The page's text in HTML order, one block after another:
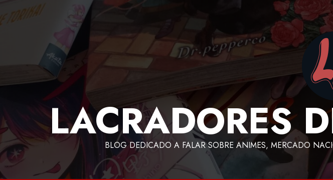
LACRADORES
BLOG DEDICADO A FALAR SOBRE ANIMES, MERCADO